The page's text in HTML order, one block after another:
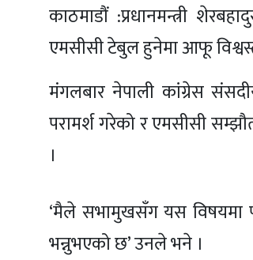
काठमाडौं :प्रधानमन्त्री
एमसीसी टेबुल हुनेमा आफू
मंगलबार नेपाली कांग्रेस
परामर्श गरेको र एमसीसी
।
‘मैले सभामुखसँग यस विषयमा
भन्नुभएको छ’ उनले भने ।